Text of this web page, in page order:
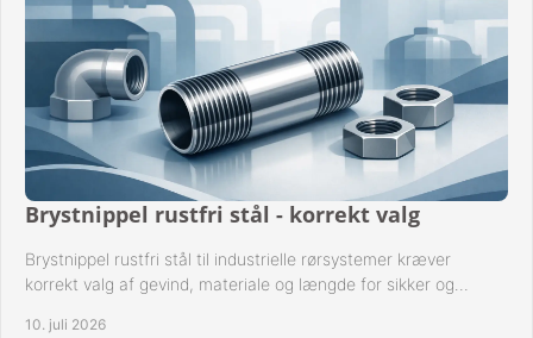
Brystnippel rustfri stål - korrekt valg
Brystnippel rustfri stål til industrielle rørsystemer kræver
korrekt valg af gevind, materiale og længde for sikker og
10. juli 2026